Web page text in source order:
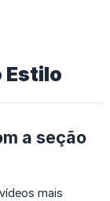
Estilo
a seção
mais